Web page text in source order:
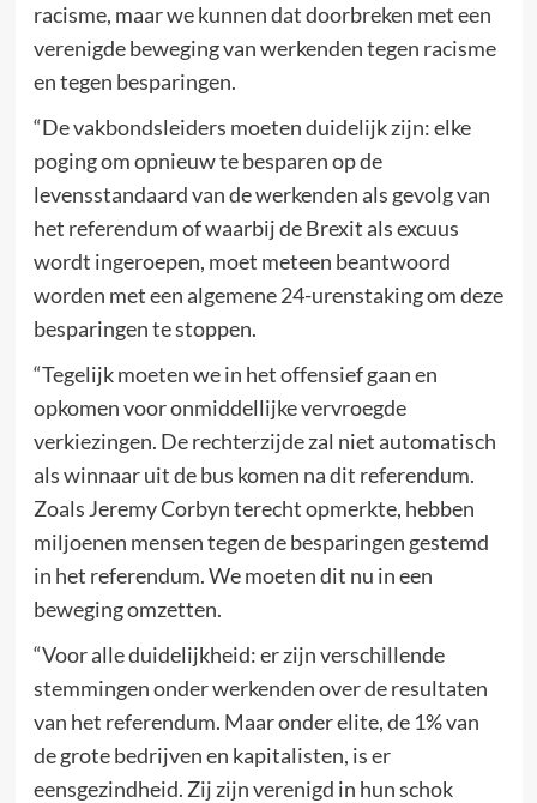
racisme, maar we kunnen dat doorbreken met een
verenigde beweging van werkenden tegen racisme
en tegen besparingen.
“De vakbondsleiders moeten duidelijk zijn: elke
poging om opnieuw te besparen op de
levensstandaard van de werkenden als gevolg van
het referendum of waarbij de Brexit als excuus
wordt ingeroepen, moet meteen beantwoord
worden met een algemene 24-urenstaking om deze
besparingen te stoppen.
“Tegelijk moeten we in het offensief gaan en
opkomen voor onmiddellijke vervroegde
verkiezingen. De rechterzijde zal niet automatisch
als winnaar uit de bus komen na dit referendum.
Zoals Jeremy Corbyn terecht opmerkte, hebben
miljoenen mensen tegen de besparingen gestemd
in het referendum. We moeten dit nu in een
beweging omzetten.
“Voor alle duidelijkheid: er zijn verschillende
stemmingen onder werkenden over de resultaten
van het referendum. Maar onder elite, de 1% van
de grote bedrijven en kapitalisten, is er
eensgezindheid. Zij zijn verenigd in hun schok